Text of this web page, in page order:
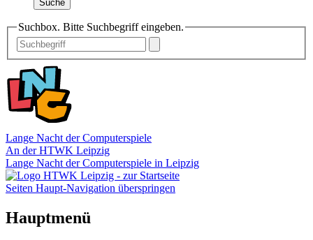
Suche
Suchbox. Bitte Suchbegriff eingeben.
Lange Nacht der Computerspiele
An der HTWK Leipzig
Lange Nacht der Computerspiele in Leipzig
Seiten Haupt-Navigation überspringen
Hauptmenü